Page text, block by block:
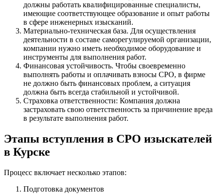
должны работать квалифицированные специалисты,
имеющие соответствующее образование и опыт работы
в сфере инженерных изысканий.
Материально-техническая база. Для осуществления
деятельности в составе саморегулируемой организации,
компании нужно иметь необходимое оборудование и
инструменты для выполнения работ.
Финансовая устойчивость. Чтобы своевременно
выполнять работы и оплачивать взносы СРО, в фирме
не должно быть финансовых проблем, а ситуация
должна быть всегда стабильной и устойчивой.
Страховка ответственности: Компания должна
застраховать свою ответственность за причинение вреда
в результате выполнения работ.
Этапы вступления в СРО изыскателей
в Курске
Процесс включает несколько этапов:
Подготовка документов